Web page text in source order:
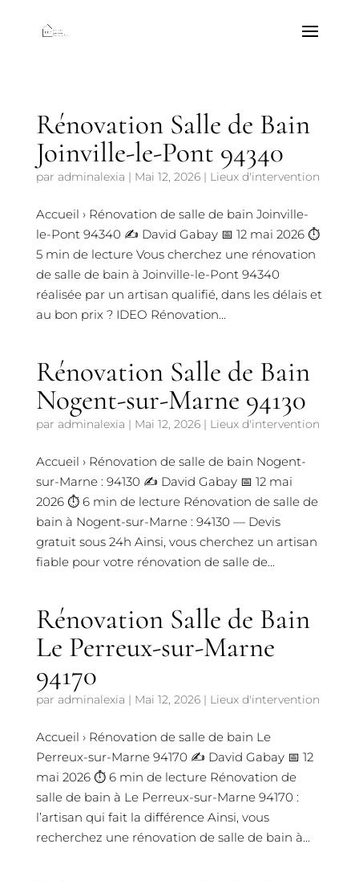
Rénovation Salle de Bain
Joinville-le-Pont 94340
par adminalexia | Mai 12, 2026| Lieux d'intervention
Accueil › Rénovation de salle de bain Joinville-
le-Pont 94340 ✍️ David Gabay 📅 12 mai 2026 ⏱️
5 min de lecture Vous cherchez une rénovation
de salle de bain à Joinville-le-Pont 94340
réalisée par un artisan qualifié, dans les délais et
au bon prix ? IDEO Rénovation...
Rénovation Salle de Bain
Nogent-sur-Marne 94130
par adminalexia | Mai 12, 2026| Lieux d'intervention
Accueil › Rénovation de salle de bain Nogent-
sur-Marne : 94130 ✍️ David Gabay 📅 12 mai
2026 ⏱️ 6 min de lecture Rénovation de salle de
bain à Nogent-sur-Marne : 94130 — Devis
gratuit sous 24h Ainsi, vous cherchez un artisan
fiable pour votre rénovation de salle de...
Rénovation Salle de Bain
Le Perreux-sur-Marne
94170
par adminalexia | Mai 12, 2026| Lieux d'intervention
Accueil › Rénovation de salle de bain Le
Perreux-sur-Marne 94170 ✍️ David Gabay 📅 12
mai 2026 ⏱️ 6 min de lecture Rénovation de
salle de bain à Le Perreux-sur-Marne 94170 :
l’artisan qui fait la différence Ainsi, vous
recherchez une rénovation de salle de bain à...